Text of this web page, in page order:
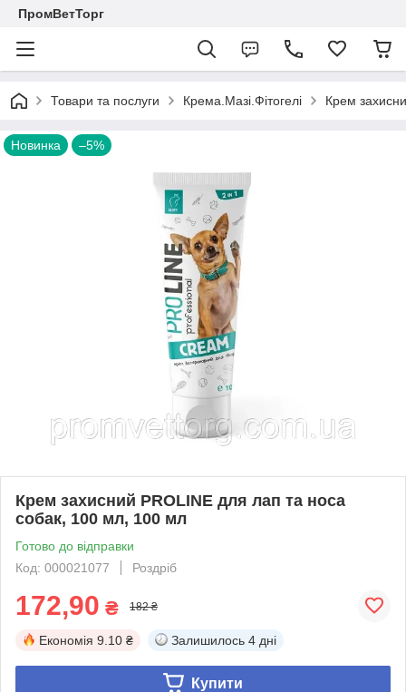
ПромВетТорг
Товари та послуги Крема.Мазі.Фітогелі Крем
Новинка –5%
Крем захисний PROLINE для лап та носа
собак, 100 мл, 100 мл
Готово до відправки
Код: 000021077
Роздріб
172,90 ₴ 182 ₴
Економія 9.10 ₴ Залишилось 4 дні
Купити